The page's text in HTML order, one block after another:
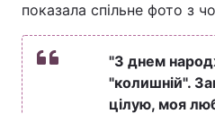
Економіка
Спорт
Техно і зв'язок
показала спільне фото з
"З днем
"колишній".
цілую, моя